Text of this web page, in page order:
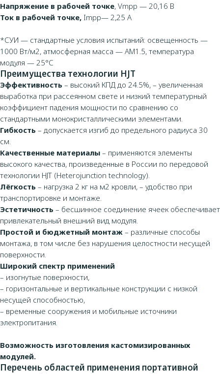
Напряжение в рабочей точке, Vmpp — 20,16 В
Ток в рабочей точке, Impp— 2,25 A
*СУИ — стандартные условия испытаний: освещенность —
1000 Вт/м2, атмосферная масса — АМ1.5, температура
модуля — 25°С
Преимущества технологии HJT
Эффективность – высокий КПД до 24.5%, – увеличенная
выработка при рассеянном свете и низкий температурный
коэффициент падения мощности по сравнению со
стандартными монокристаллическими элементами.
Гибкость – допускается изгиб до предельного радиуса 30
см.
Качественные материалы – применяются элементы
высокого качества, произведенные в России по передовой
технологии HJT (Heterojunction technology).
Лёгкость – нагрузка 2 кг на м2 кровли, – удобство при
транспортировке и монтаже.
Эстетичность – бесшинное соединение ячеек обеспечивает
привлекательный внешний вид модуля.
Простой и бюджетный монтаж – различные способы
монтажа, в том числе без нарушения целостности несущей
поверхности.
Широкий спектр применений
– изогнутые поверхности,
– горизонтальные и вертикальные конструкции с низкой
несущей способностью,
– временные сооружения и мобильные источники
электропитания.
Возможность изготовления кастомизированных
модулей.
Перечень областей применения портативной